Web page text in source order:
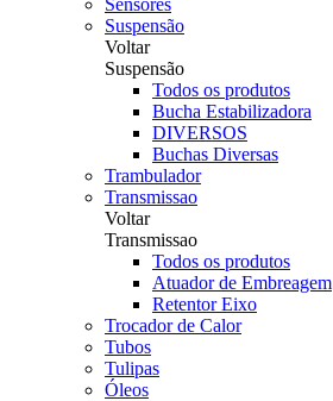
Sensores
Suspensão
Voltar
Suspensão
Todos os produtos
Bucha Estabilizadora
DIVERSOS
Buchas Diversas
Trambulador
Transmissao
Voltar
Transmissao
Todos os produtos
Atuador de Embreagem
Retentor Eixo
Trocador de Calor
Tubos
Tulipas
Óleos